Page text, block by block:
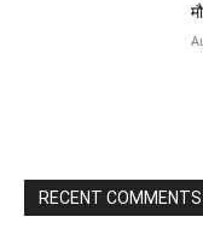
RECENT COMMENTS